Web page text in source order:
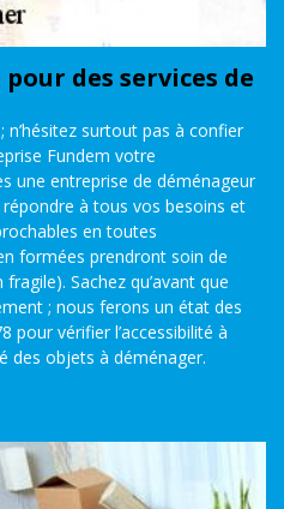
des services de
n’hésitez surtout pas à confier
Fundem votre
une entreprise de déménageur
à tous vos besoins et
en toutes
formées prendront soin de
Sachez qu’avant que
; nous ferons un état des
pour vérifier l’accessibilité à
des objets à déménager.